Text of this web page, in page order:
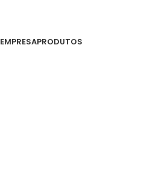
EMPRESAPRODUTOS